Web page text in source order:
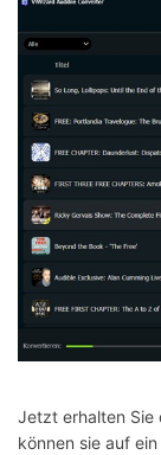
Jetzt erhalten Sie
können sie auf